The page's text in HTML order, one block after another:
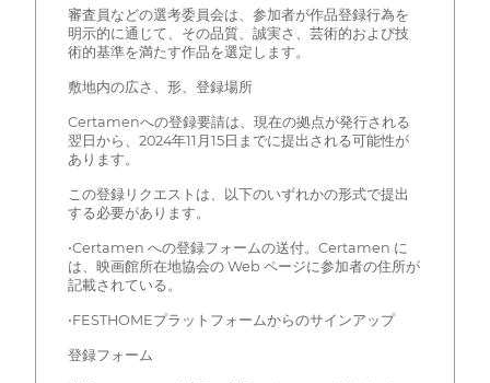
審査員などの選考委員会は、参加者が作品登録行為を
明示的に通じて、その品質、誠実さ、芸術的および技
術的基準を満たす作品を選定します。
敷地内の広さ、形、登録場所
Certamenへの登録要請は、現在の拠点が発行される
翌日から、2024年11月15日までに提出される可能性が
あります。
この登録リクエストは、以下のいずれかの形式で提出
する必要があります。
•Certamen への登録フォームの送付。Certamen に
は、映画館所在地協会の Web ページに参加者の住所が
記載されている。
•FESTHOMEプラットフォームからのサインアップ
登録フォーム